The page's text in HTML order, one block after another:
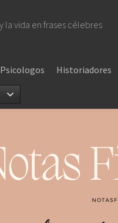
la vida en frases célebres
Psicologos Historiadores